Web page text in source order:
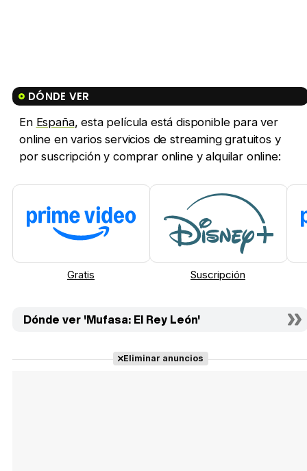
DÓNDE VER
En España, esta película está disponible para ver
online en varios servicios de streaming gratuitos y
por suscripción y comprar online y alquilar online:
Gratis Suscripción
Dónde ver 'Mufasa: El Rey León'
Eliminar anuncios